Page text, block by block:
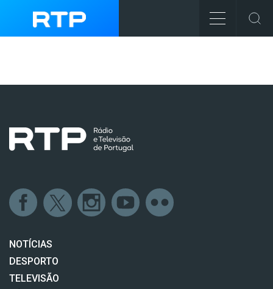
NOTÍCIAS
DESPORTO
TELEVISÃO